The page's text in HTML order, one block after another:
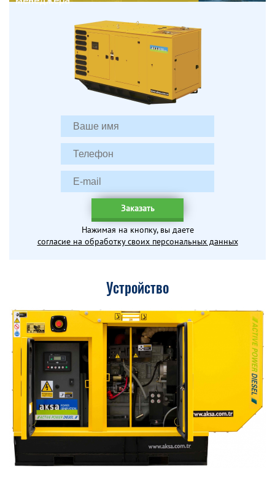
Заказать
Нажимая на кнопку, вы даете
согласие на обработку своих персональных данных
Устройство